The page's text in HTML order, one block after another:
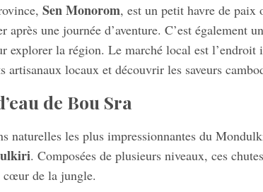
Sen Monorom, est un petit havre de paix
après une journée d’aventure. C’est également
explorer la région. Le marché local est l’endroit
artisanaux locaux et découvrir les saveurs
de Bou Sra
naturelles les plus impressionnantes du
. Composées de plusieurs niveaux, ces
cœur de la jungle.